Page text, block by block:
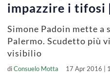
impazzire i tifosi
Simone Padoin mette a
Palermo. Scudetto più
visibilio
diConsuelo Motta 17 Apr 2016 |